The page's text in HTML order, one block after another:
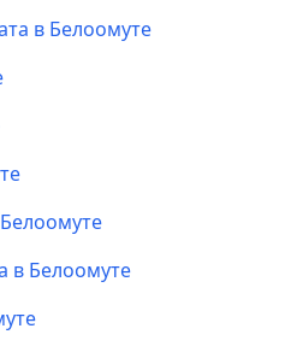
в Белоомуте
в Белоомуте